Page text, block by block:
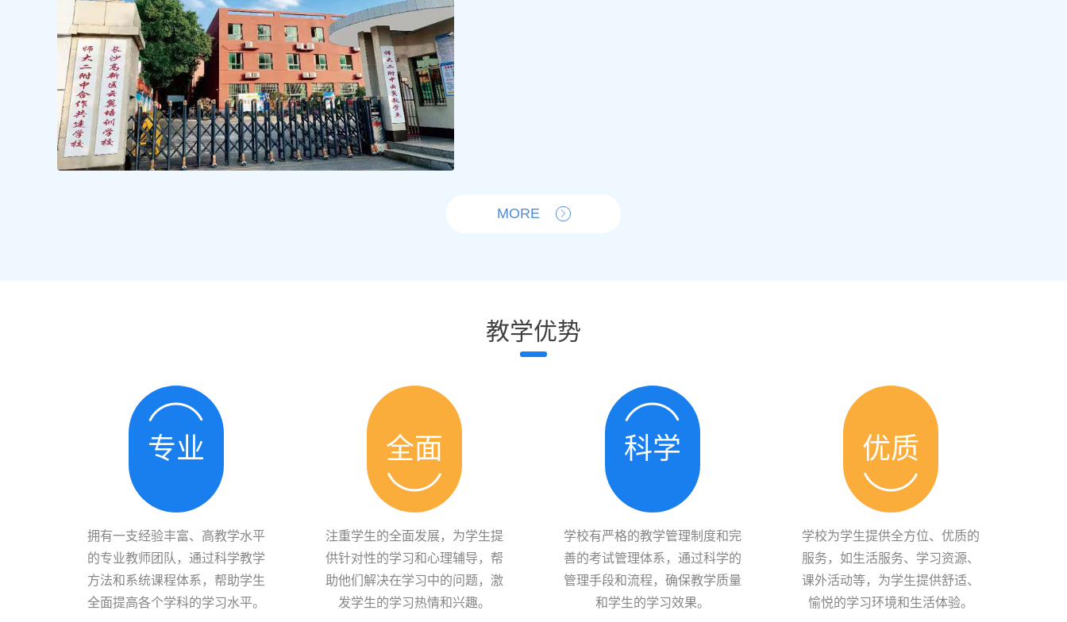
MORE
教学优势
专业
拥有一支经验丰富、高教学水平
的专业教师团队，通过科学教学
方法和系统课程体系，帮助学生
全面提高各个学科的学习水平。
全面
注重学生的全面发展，为学生提
供针对性的学习和心理辅导，帮
助他们解决在学习中的问题，激
发学生的学习热情和兴趣。
科学
学校有严格的教学管理制度和完
善的考试管理体系，通过科学的
管理手段和流程，确保教学质量
和学生的学习效果。
优质
学校为学生提供全方位、优质的
服务，如生活服务、学习资源、
课外活动等，为学生提供舒适、
愉悦的学习环境和生活体验。